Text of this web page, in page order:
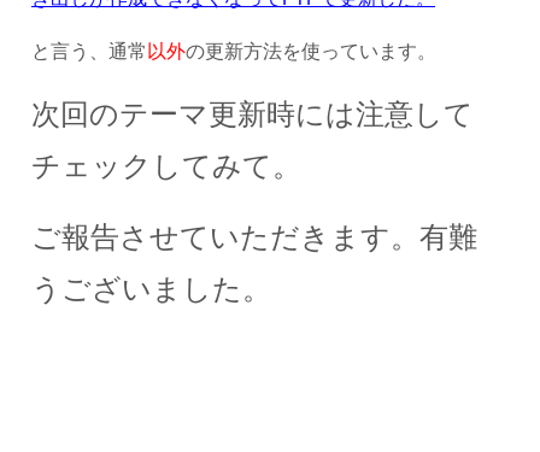
と言う、通常 以外の更新方法を使っています。
次回のテーマ更新時には注意して
チェックしてみて。
ご報告させていただきます。有難
うございました。